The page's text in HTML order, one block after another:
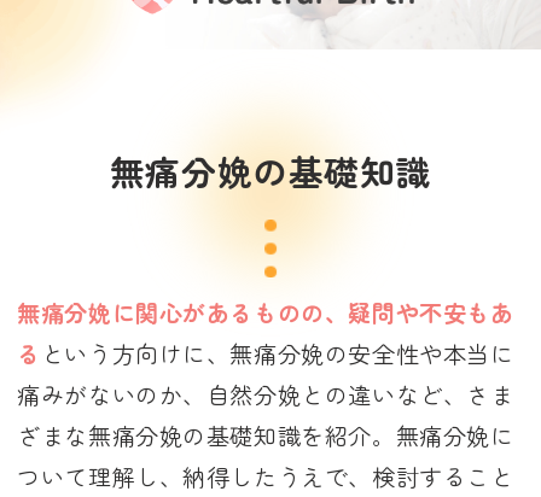
無痛分娩の基礎知識
無痛分娩に関心があるものの、疑問や不安もあ
る という方向けに、無痛分娩の安全性や本当に
痛みがないのか、自然分娩との違いなど、さま
ざまな無痛分娩の基礎知識を紹介。無痛分娩に
ついて理解し、納得したうえで、検討すること